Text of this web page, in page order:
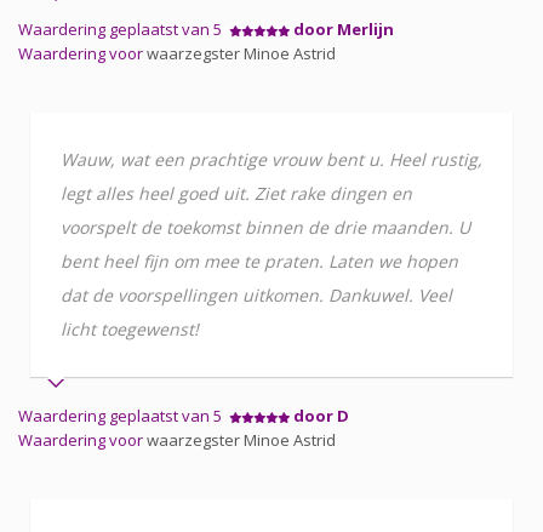
Waardering geplaatst van 5
door Merlijn
Waardering voorwaarzegster Minoe Astrid
Wauw, wat een prachtige vrouw bent u. Heel rustig,
legt alles heel goed uit. Ziet rake dingen en
voorspelt de toekomst binnen de drie maanden. U
bent heel fijn om mee te praten. Laten we hopen
dat de voorspellingen uitkomen. Dankuwel. Veel
licht toegewenst!
Waardering geplaatst van 5
door D
Waardering voorwaarzegster Minoe Astrid